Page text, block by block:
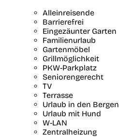
Alleinreisende
Barrierefrei
Eingezäunter Garten
Familienurlaub
Gartenmöbel
Grillmöglichkeit
PKW-Parkplatz
Seniorengerecht
TV
Terrasse
Urlaub in den Bergen
Urlaub mit Hund
W-LAN
Zentralheizung